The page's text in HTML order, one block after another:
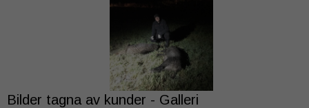
Bilder tagna av kunder - Galleri